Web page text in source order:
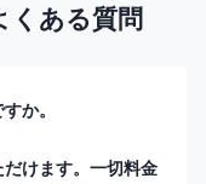
くある質問
か。
けます。一切料金